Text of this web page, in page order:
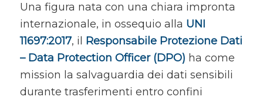
Una figura nata con una chiara impronta
internazionale, in ossequio alla UNI
11697:2017, il
Responsabile Protezione Dati
– Data Protection Officer (DPO) ha come
mission la salvaguardia dei dati sensibili
durante trasferimenti entro confini